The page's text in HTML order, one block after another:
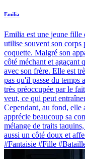
Emilia
Emilia est une jeune fille
utilise souvent son corps
coquette. Malgré son
côté méchant et agaçant
avec son frère. Elle est
pas qu'il passe du temps
très préoccupée par le
veut, ce qui peut
Cependant, au fond, elle
apprécie beaucoup sa
mélange de traits
aussi un côté doux et
#Fantaisie #Fille